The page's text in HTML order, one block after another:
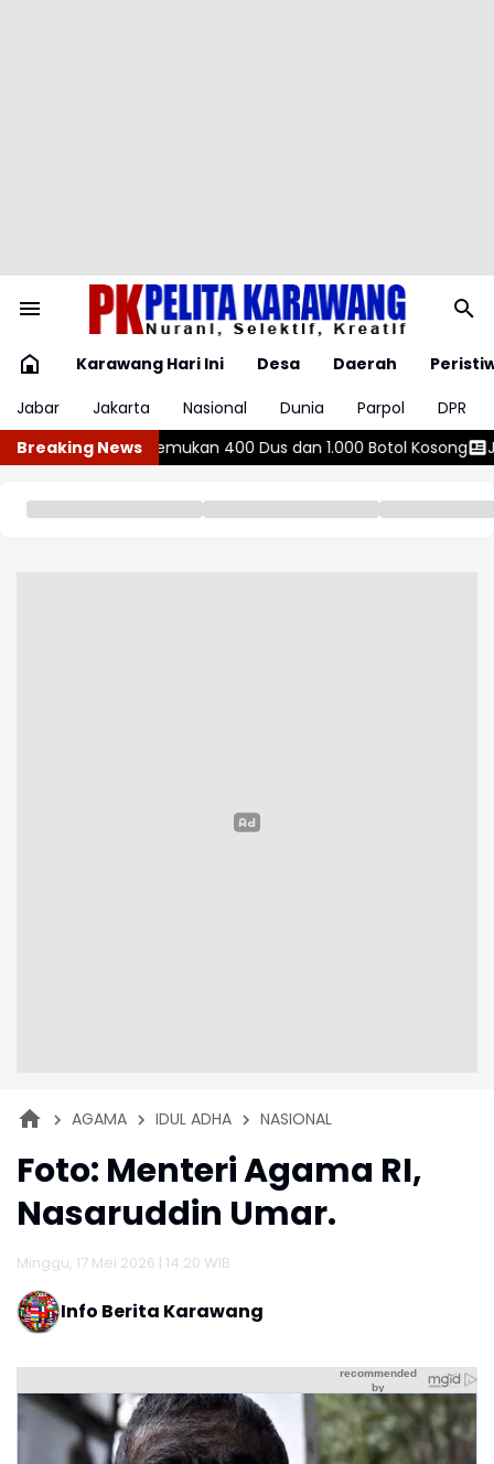
Karawang Hari Ini Desa Daerah
Jabar
Jakarta Nasional Dunia Parpol
DPR
Breaking News
Dus dan 1.000 Botol Kosong Jemari Bergerak Berujung
AGAMA IDUL ADHA NASIONAL
Foto: Menteri Agama RI,
Nasaruddin Umar.
Minggu, 17 Mei 2026 | 14:20 WIB
Info Berita Karawang